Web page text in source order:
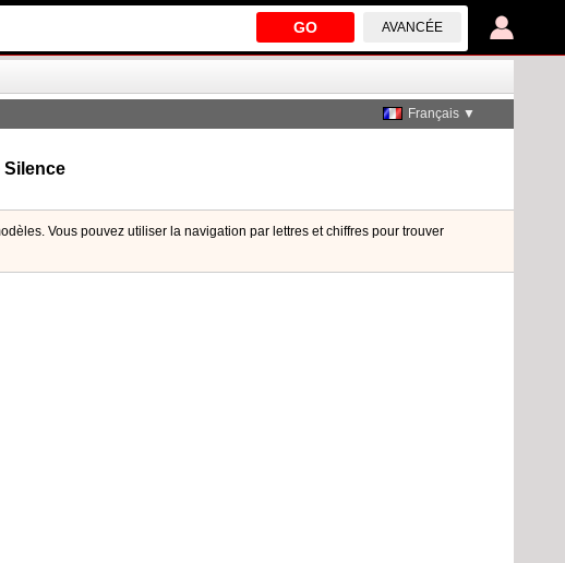
GO AVANCÉE
Français ▼
Silence
Vous pouvez utiliser la navigation par lettres et chiffres pour trouver